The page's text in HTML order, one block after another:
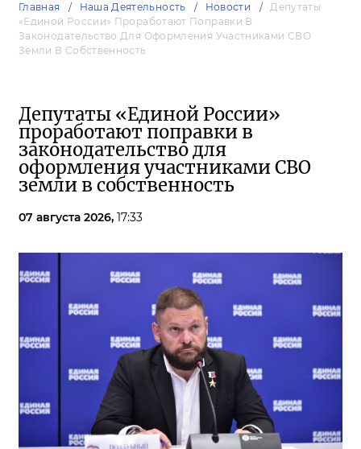
Главная Наша Деятельность Новости
Депутаты
«Единой России» Проработают Поправки В
Законодательство Для Оформления Участниками СВО
Земли В Собственность
Депутаты «Единой России»
проработают поправки в
законодательство для
оформления участниками СВО
земли в собственность
07 августа 2026, 17:33